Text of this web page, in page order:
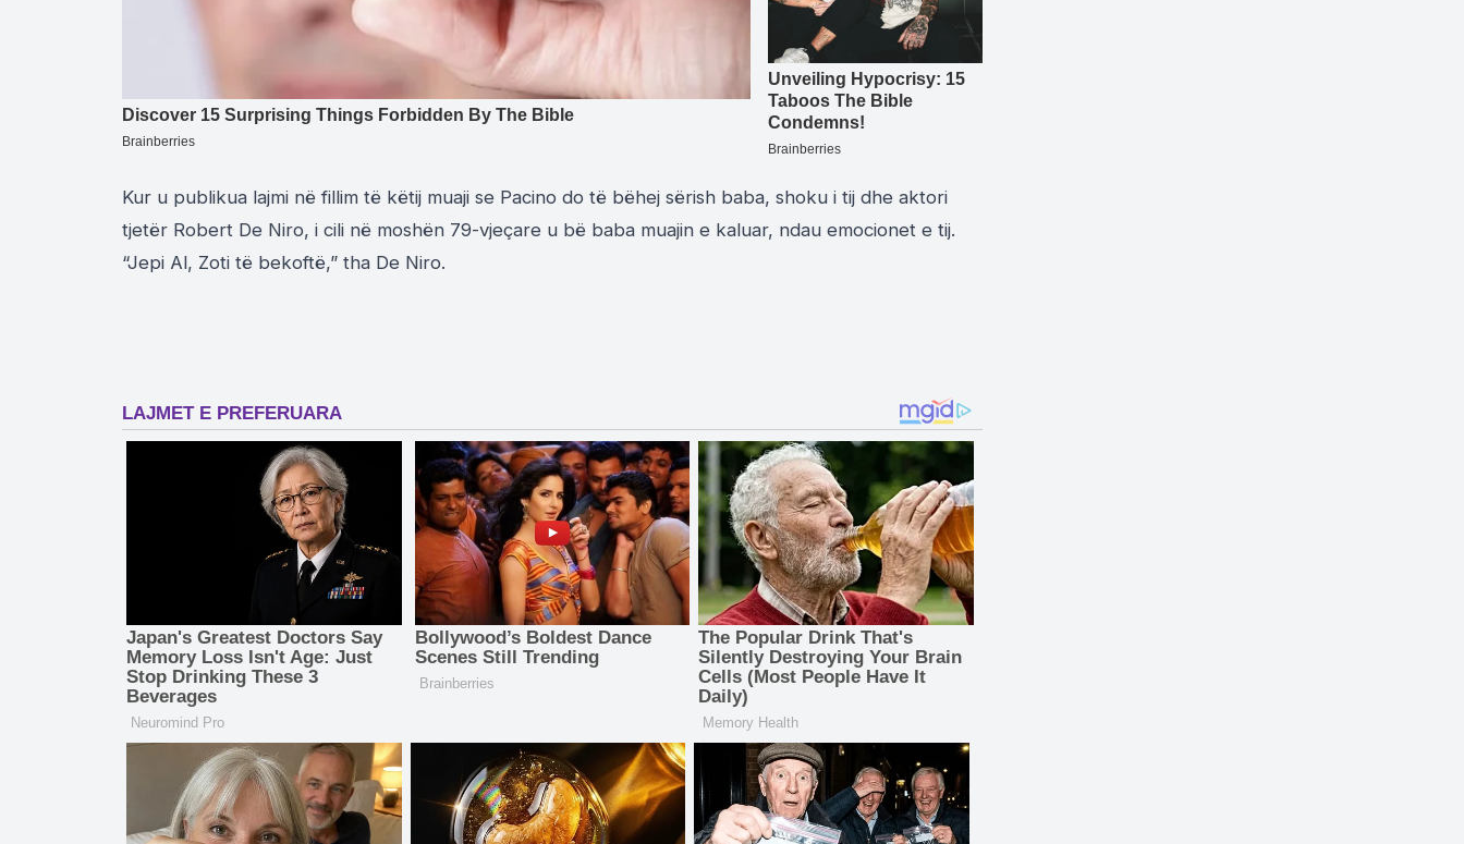
Kur u publikua lajmi në fillim të këtij muaji se Pacino do të bëhej sërish baba, shoku i tij dhe aktori
tjetër Robert De Niro, i cili në moshën 79-vjeçare u bë baba muajin e kaluar, ndau emocionet e tij.
“Jepi Al, Zoti të bekoftë,” tha De Niro.